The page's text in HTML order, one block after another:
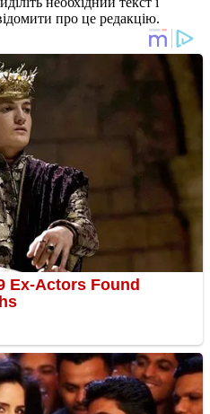
про це редакцію.